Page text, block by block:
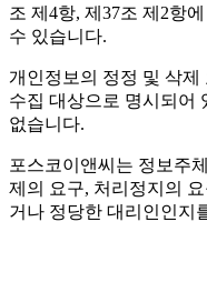
조 제4항, 제37조 제2항
수 있습니다.
개인정보의 정정 및 삭
수집 대상으로 명시되어
없습니다.
포스코이앤씨는 정보주
제의 요구, 처리정지의
거나 정당한 대리인인지